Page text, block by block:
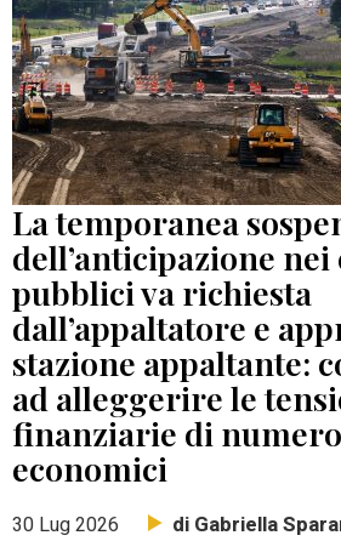
La temporanea
dell’anticipazione
pubblici va richiesta
dall’appaltatore e
stazione appaltante:
ad alleggerire le
finanziarie di
economici
30 Lug 2026 di Gabriella